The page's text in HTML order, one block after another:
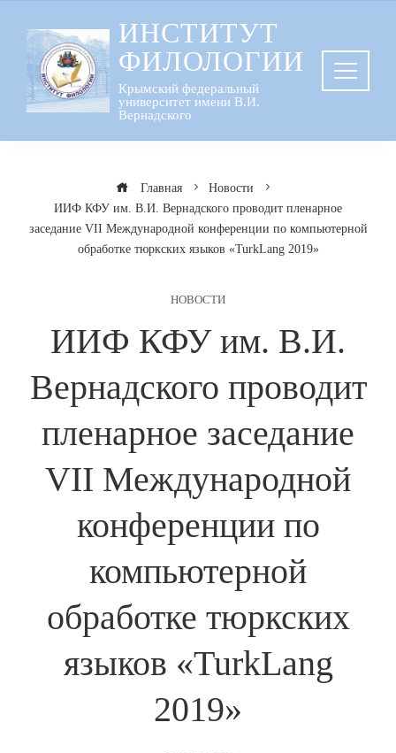
содержанию
ИНСТИТУТ
ФИЛОЛОГИИ
Крымский федеральный
университет имени В.И.
Вернадского
Главная
Новости
ИИФ КФУ им. В.И. Вернадского проводит пленарное
заседание VII Международной конференции по компьютерной
обработке тюркских языков «TurkLang 2019»
НОВОСТИ
ИИФ КФУ им. В.И.
Вернадского проводит
пленарное заседание
VII Международной
конференции по
компьютерной
обработке тюркских
языков «TurkLang
2019»